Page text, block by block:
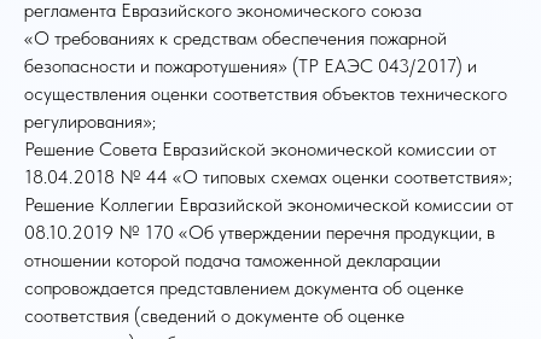
регламента Евразийского экономического союза
«О требованиях к средствам обеспечения пожарной
безопасности и пожаротушения» (ТР ЕАЭС 043/2017) и
осуществления оценки соответствия объектов технического
регулирования»;
Решение Совета Евразийской экономической комиссии от
18.04.2018 № 44 «О типовых схемах оценки соответствия»;
Решение Коллегии Евразийской экономической комиссии от
08.10.2019 № 170 «Об утверждении перечня продукции, в
отношении которой подача таможенной декларации
сопровождается представлением документа об оценке
соответствия (сведений о документе об оценке